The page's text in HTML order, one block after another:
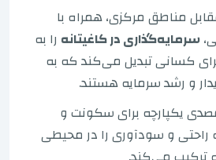
مناطق مرکزی، همراه با
سرمایه‌گذاری در کاغیتانه را به
کسانی تبدیل می‌کند که به
و رشد سرمایه هستند.
یکپارچه برای سکونت و
و سودآوری را در محیطی